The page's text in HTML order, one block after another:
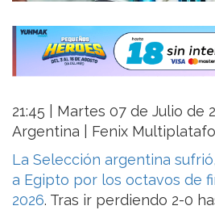
21:45 | Martes 07 de Julio de
Argentina | Fenix
La Selección argentina
a Egipto por los octavos de
2026. Tras ir perdiendo 2-0